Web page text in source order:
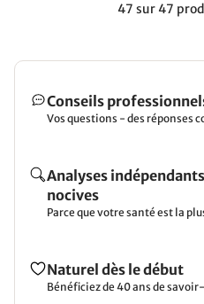
47 sur 47
Conseils
Vos questions - des réponses
Analyses
nocives
Parce que votre santé est la
Naturel dès le début
Bénéficiez de 40 ans de